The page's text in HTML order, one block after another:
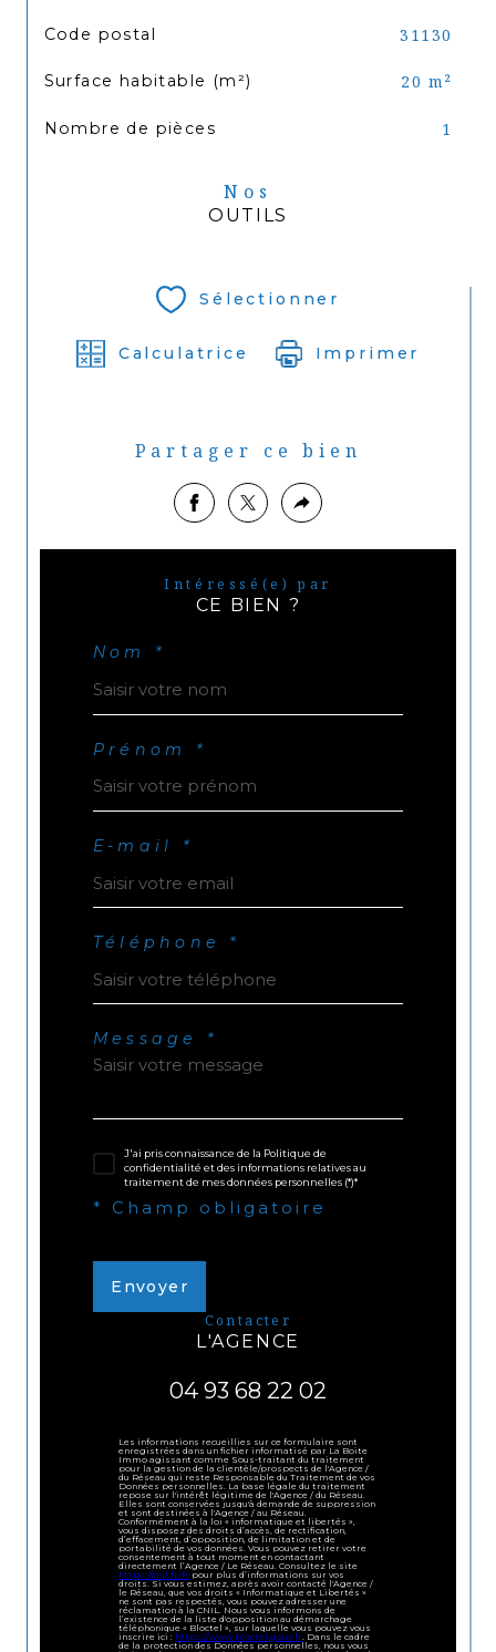
TRAD_SIROCCO_Caracteristique
Code postal 31130
Surface habitable (m²) 20 m²
Nombre de pièces 1
Nos
OUTILS
Sélectionner
Calculatrice Imprimer
Partager ce bien
Intéressé(e) par
CE BIEN ?
Nom *
Prénom *
E-mail *
Téléphone *
Message *
J'ai pris connaissance de la Politique de
confidentialité et des informations relatives au
traitement de mes données personnelles (*)*
* Champ obligatoire
Envoyer
contacter
L'AGENCE
04 93 68 22 02
Les informations recueillies sur ce formulaire sont
enregistrées dans un fichier informatisé par La Boite
Immo agissant comme Sous-traitant du traitement
pour la gestion de la clientèle/prospects de l'Agence /
du Réseau qui reste Responsable du Traitement de vos
Données personnelles. La base légale du traitement
repose sur l'intérêt légitime de l'Agence / du Réseau.
Elles sont conservées jusqu'à demande de suppression
et sont destinées à l'Agence / au Réseau.
Conformément à la loi « informatique et libertés »,
vous disposez des droits d’accès, de rectification,
d’effacement, d’opposition, de limitation et de
portabilité de vos données. Vous pouvez retirer votre
consentement à tout moment en contactant
directement l’Agence / Le Réseau. Consultez le site
https://cnil.fr/fr pour plus d’informations sur vos
droits. Si vous estimez, après avoir contacté l'Agence /
le Réseau, que vos droits « Informatique et Libertés »
ne sont pas respectés, vous pouvez adresser une
réclamation à la CNIL. Nous vous informons de
l’existence de la liste d'opposition au démarchage
téléphonique « Bloctel », sur laquelle vous pouvez vous
inscrire ici : https://www.bloctel.gouv.fr . Dans le cadre
de la protection des Données personnelles, nous vous